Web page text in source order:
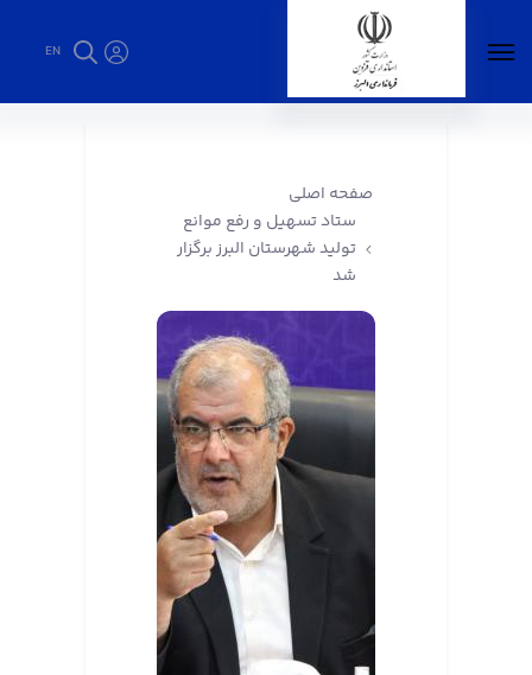
EN
صفحه اصلی
ستاد تسهیل و رفع موانع
تولید شهرستان البرز برگزار
شد